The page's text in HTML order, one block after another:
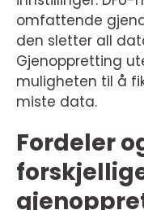
omfattende
den sletter all
Gjenoppretting
muligheten til å
miste data.
Fordeler